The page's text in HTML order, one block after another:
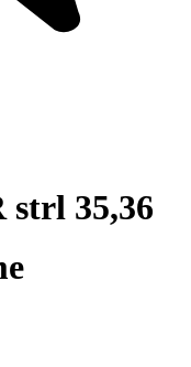
35,36